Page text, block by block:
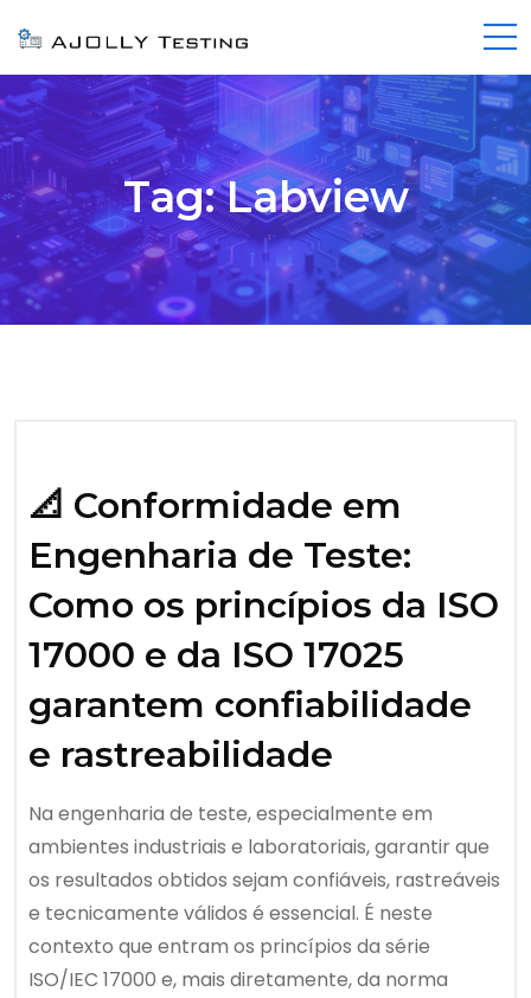
Tag:Labview
📐 Conformidade em
Engenharia de Teste:
Como os princípios da ISO
17000 e da ISO 17025
garantem confiabilidade
e rastreabilidade
Na engenharia de teste, especialmente em
ambientes industriais e laboratoriais, garantir que
os resultados obtidos sejam confiáveis, rastreáveis
e tecnicamente válidos é essencial. É neste
contexto que entram os princípios da série
ISO/IEC 17000 e, mais diretamente, da norma